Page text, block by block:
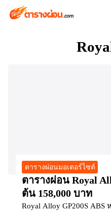
ตารางผ่อนมอเตอร์ไซต์
ตารางผ่อน Royal
ต้น 158,000 บาท
Royal Alloy GP200S ABS